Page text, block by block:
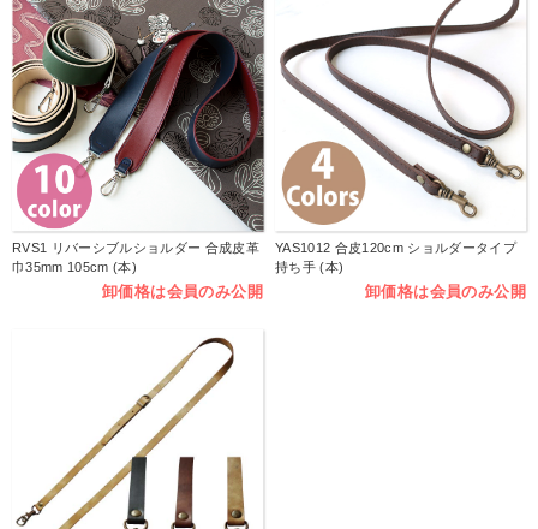
RVS1 リバーシブルショルダー 合成皮革
巾35mm 105cm (本)
卸価格は会員のみ公開
YAS1012 合皮120cm ショルダータイプ
持ち手 (本)
卸価格は会員のみ公開